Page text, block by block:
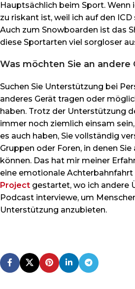
Hauptsächlich beim Sport.
zu riskant ist, weil ich auf den
Auch zum Snowboarden ist das
diese Sportarten viel sorgloser
Was möchten Sie an
Suchen Sie Unterstützung bei
anderes Gerät tragen oder
haben. Trotz der Unterstützung
immer noch ziemlich einsam
es auch haben, Sie vollständig
Gruppen oder Foren, in denen
können. Das hat mir meiner
eine emotionale Achterbahnfahrt
Project gestartet, wo ich andere
Podcast interviewe, um
Unterstützung anzubieten.